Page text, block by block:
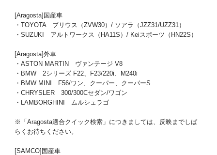
[Aragosta]国産車
・TOYOTA プリウス（ZVW30）/ ソアラ（JZZ31/UZZ31）
・SUZUKI アルトワークス（HA11S）/ Keiスポーツ（HN22S）
[Aragosta]外車
・ASTON MARTIN ヴァンテージ V8
・BMW 2シリーズ F22、F23/220i、M240i
・BMW MINI F56/ワン、クーパー、クーパーS
・CHRYSLER 300/300Cセダン/ワゴン
・LAMBORGHINI ムルシェラゴ
※「Aragosta適合クイック検索」につきましては、反映までしば
らくお待ちください。
[SAMCO]国産車